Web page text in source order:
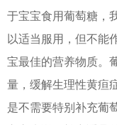
于宝宝食用葡萄糖，
以适当服用，但不能
宝最佳的营养物质。
量，缓解生理性黄疸
是不需要特别补充葡